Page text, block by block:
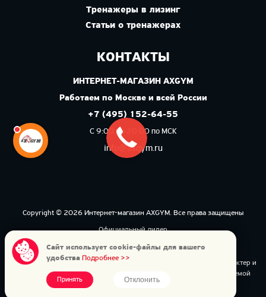
Тренажеры в лизинг
Статьи о тренажерах
КОНТАКТЫ
ИНТЕРНЕТ-МАГАЗИН AXGYM
Работаем по Москве и всей России
+7 (495) 152-64-55
С 9:00 до 20:00 по МСК
info@axgym.ru
Copyright © 2026 Интернет-магазин AXGYM. Все права защищены
Официальный дилер
Политика конфиденциальности
Данный интернет-сайт носит исключительно информационный характер и
ни при каких условиях не является публичной офертой, определяемой
статьей 437(2) ГК РФ.
Сайт использует cookie-файлы для вашего
удобства Подробнее >>
Принять Отклонить